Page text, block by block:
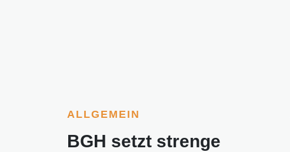
ALLGEMEIN
BGH setzt strenge